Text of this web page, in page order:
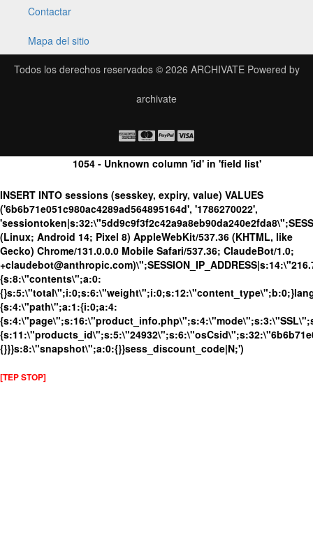
Contactar
Mapa del sitio
Todos los derechos reservados © 2026 ARCHIVATEPowered by
archivate
1054 - Unknown column 'id' in 'field list'
INSERT INTO sessions (sesskey, expiry, value) VALUES
('6b6b71e051c980ac4289ad564895164d', '1786270022',
(Linux; Android 14; Pixel 8) AppleWebKit/537.36 (KHTML, like
Gecko) Chrome/131.0.0.0 Mobile Safari/537.36; ClaudeBot/1.0;
{s:8:\"contents\";a:0:
{s:4:\"path\";a:1:{i:0;a:4:
{}}}s:8:\"snapshot\";a:0:{}}sess_discount_code|N;')
[TEP STOP]